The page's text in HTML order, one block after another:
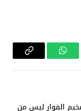
واتساب Copy
الفوار ليس من